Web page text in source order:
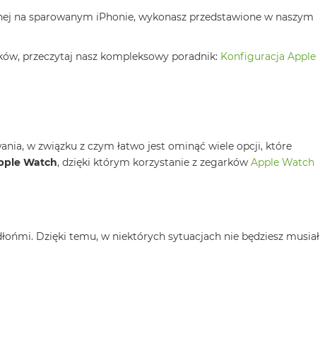
na sparowanym iPhonie, wykonasz przedstawione w naszym
przeczytaj nasz kompleksowy poradnik: Konfiguracja Apple
w związku z czym łatwo jest ominąć wiele opcji, które
Watch, dzięki którym korzystanie z zegarków Apple Watch
Dzięki temu, w niektórych sytuacjach nie będziesz musiał